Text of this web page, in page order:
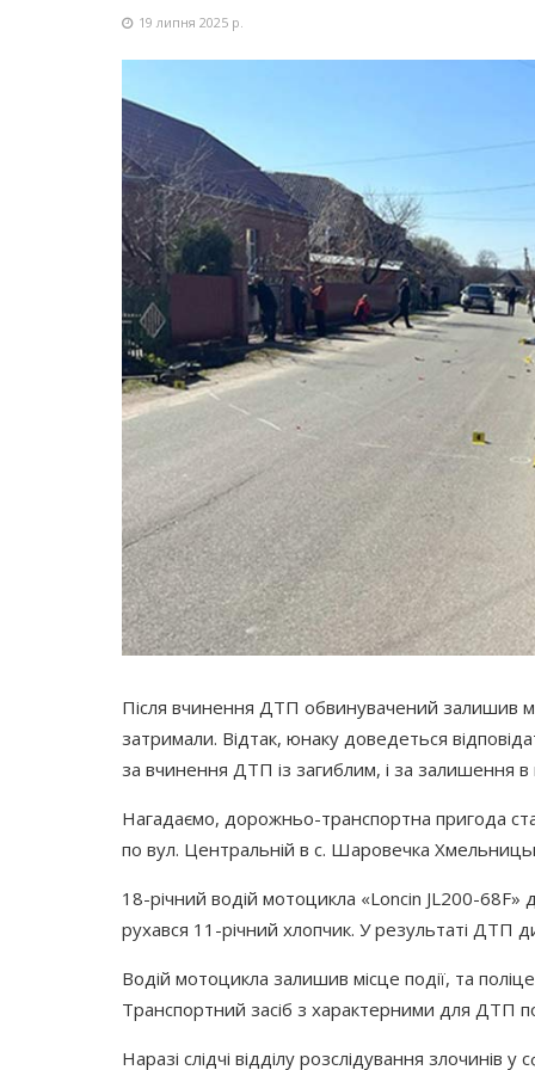
19 липня 2025 р.
Після вчинення ДТП обвинувачений залишив
затримали. Відтак, юнаку доведеться
за вчинення ДТП із загиблим, і за залишення в
Нагадаємо, дорожньо-транспортна пригода
по вул. Центральній в с. Шаровечка
18-річний водій мотоцикла «Loncin JL200-68F»
рухався 11-річний хлопчик. У результаті ДТП
Водій мотоцикла залишив місце події, та
Транспортний засіб з характерними для ДТП
Наразі слідчі відділу розслідування